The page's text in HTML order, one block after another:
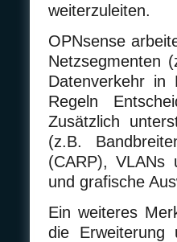
weiterzuleiten.
OPNsense
Netzsegmenten
Datenverkehr
Regeln
Zusätzlich
(z.B.
(CARP), VLANs
und grafische
Ein weiteres
die Erweiterung